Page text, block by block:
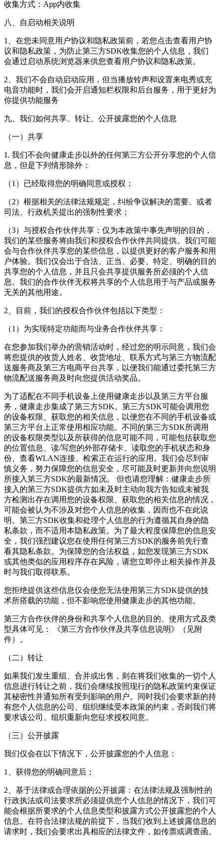
收集方式：App内收集
八、自启动相关说明
1、在您未同意用户协议和隐私政策前，若您点击查看用户协
议和隐私政策，为防止第三方SDK收集您的个人信息，我们
会通过启动系统浏览器来供您查看用户协议和隐私政策。
2、我们不会自动启动应用，但当播放铃声和设置来电秀或充
电音功能时，我们会开启通知栏权限和后台服务，用于更好为
你提供功能服务
九、我们如何共享、转让、公开披露您的个人信息
（一）共享
1. 我们不会向健康走步以外的任何第三方公开分享您的个人信
息，但是下列情形除外：
（1）已经取得您的明确同意或授权；
（2）根据相关的法律法规规定，纠纷争议解决的需要、或者
司法、行政机关提出的强制性要求；
（3）与授权合作伙伴共享：仅为本政策中事先声明的目的，
我们的某些服务将由我们和授权合作伙伴共同提供。我们可能
会与合作伙伴共享您的某些信息，以提供更好的客户服务和用
户体验。我们仅会出于合法、正当、必要、特定、明确的目的
共享您的个人信息，并且只会共享提供服务所必须的个人信
息。我们的合作伙伴无权将共享的个人信息用于与产品或服务
无关的其他用途。
2、目前，我们的授权合作伙伴包括以下类型：
（1）为实现特定功能而与业务合作伙伴共享：
在您参加我们举办的营销活动时，经过您的明示同意，我们会
将您提供的收货人姓名、收货地址、联系方式与第三方物流配
送服务商及第三方电商平台共享，以便我们能通过委托第三方
物流配送服务商及时向您提供活动奖品。
为了适配在不同手机设备上使用健康走步以及第三方平台服
务，健康走步集成了第三方SDK。第三方SDK可能会调用您
的设备权限、获取您的相关信息，以便您在不同的手机设备或
第三方平台上正常使用相应功能。不同的第三方SDK所调用
的设备权限类型以及所获得的信息可能不同，可能包括获取您
的位置信息、读/写您的外部存储卡、读取您的手机状态和身
份、查看WLAN连接、检索正在运行的应用。我们会尽到审
慎义务，努力保障您的信息安全，尽可能及时更新并向您说明
所接入第三方SDK的最新情况。 但也请您理解：健康走步所
接入的第三方SDK提供方如未及时主动向我方告知或未被我
方检测出存在调用您的设备权限、获取您的相关信息的情况，
可能会被认为不涉及对您个人信息的收集，因而也不在此说
明。第三方SDK收集和处理个人信息的行为遵循其自身的隐
私条款，而不适用本隐私政策。为了最大程度保障您的信息安
全，我们强烈建议您在使用任何第三方SDK的服务前先行查
看其隐私条款。为保障您的合法权益，如您发现第三方SDK
或其他类似的应用程序存在风险，请您立即停止相关操作并及
时与我们取得联系。
您拒绝提供这些信息仅会使您无法使用第三方SDK提供的技
术所搭载的功能，但不影响您使用健康走步的其他功能。
第三方合作伙伴的身份和共享个人信息的目的、使用方式及类
型具体可见： 《第三方合作伙伴及共享信息说明》（见附
件）。
（二）转让
如果我们发生重组、合并或出售，则在将我们收集的一切个人
信息进行转让之前，我们会继续按照现行的隐私政策约束保证
其秘密性并通知所有受到影响的用户。同时我们会要求新的持
有您个人信息的公司、组织继续受本政策的约束，否则我们将
要求该公司、组织重新向您征求授权同意。
（三）公开披露
我们仅会在以下情况下，公开披露您的个人信息：
1、获得您的明确同意后；
2、基于法律或合理依据的公开披露：在法律法规及强制性的
行政执法或司法要求所必须提供您个人信息的情况下，我们可
能会根据所要求的个人信息类型和披露方式公开披露您的个人
信息。在符合法律法规的前提下，当我们收到上述披露信息的
请求时，我们会要求出具相应的法律文件，如传票或调查函。